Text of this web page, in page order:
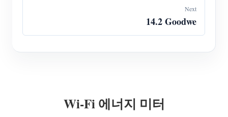
Next
14.2 Goodwe
Wi-Fi 에너지 미터